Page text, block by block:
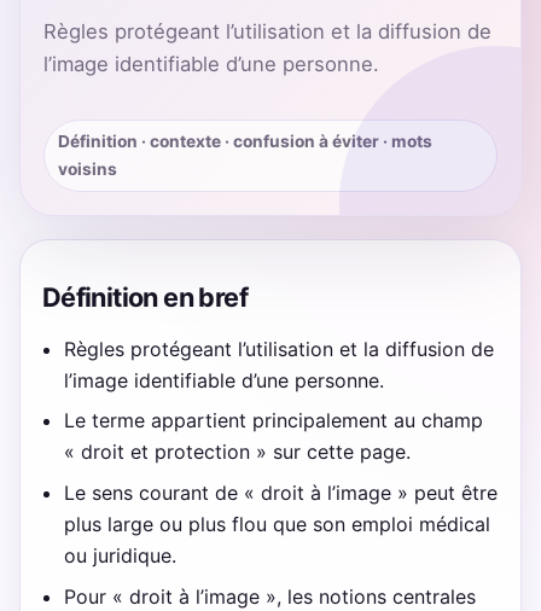
Règles protégeant l’utilisation et la diffusion de
l’image identifiable d’une personne.
Définition · contexte · confusion à éviter · mots
voisins
Définition en bref
Règles protégeant l’utilisation et la diffusion de
l’image identifiable d’une personne.
Le terme appartient principalement au champ
« droit et protection » sur cette page.
Le sens courant de « droit à l’image » peut être
plus large ou plus flou que son emploi médical
ou juridique.
Pour « droit à l’image », les notions centrales